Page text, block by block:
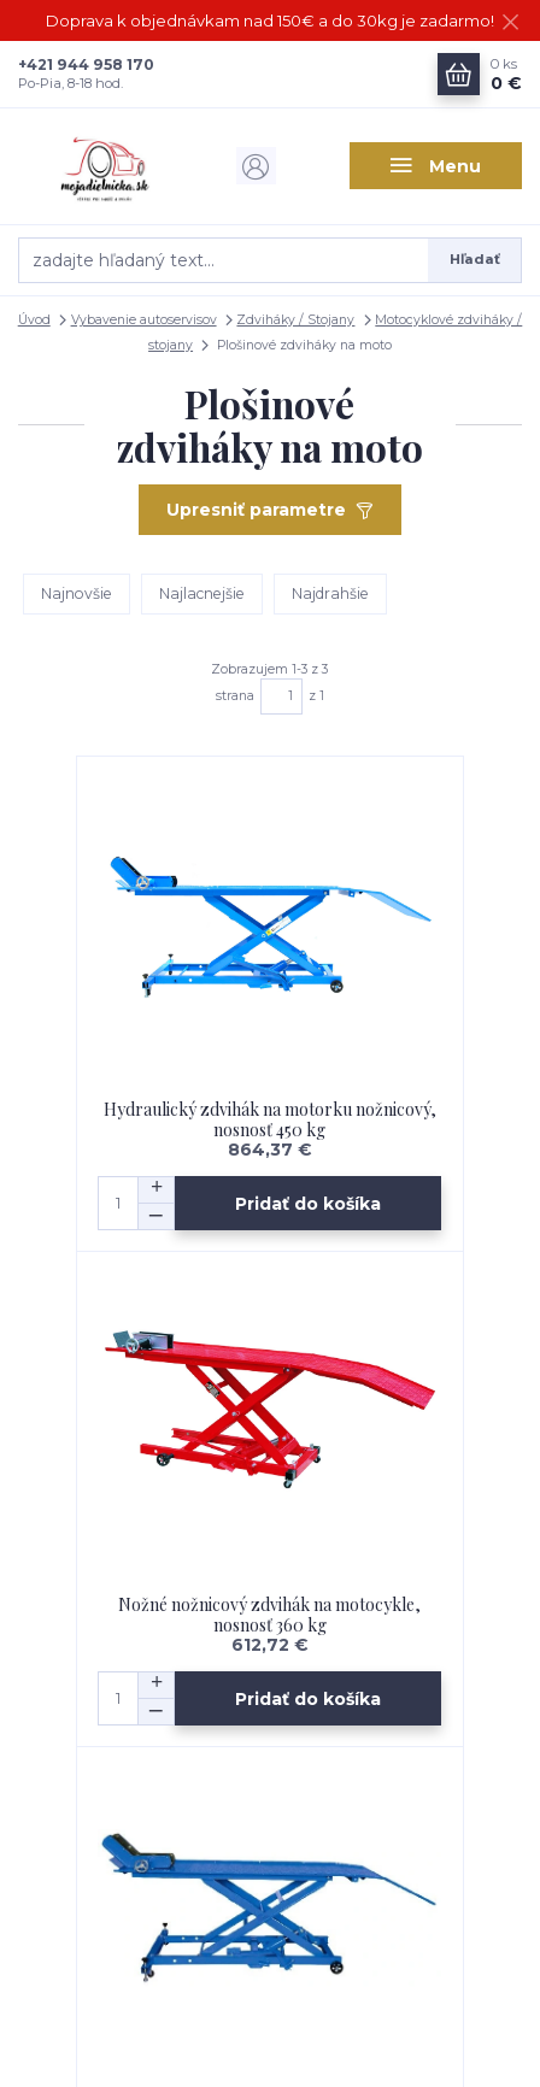
Doprava k objednávkam nad 150€ a do 30kg je zadarmo!
Menu
Hľadať
+421 944 958 170
Po-Pia, 8-18 hod.
0 ks
0 €
Úvod Vybavenie autoservisov Zdviháky / Stojany
Motocyklové zdviháky /
stojany
Plošinové zdviháky na moto
Plošinové
zdviháky na moto
Upresniť parametre
Najnovšie Najlacnejšie Najdrahšie
Zobrazujem 1-3 z 3
strana
z 1
Hydraulický zdvihák na motorku nožnicový,
nosnosť 450 kg
864,37 €
Pridať do košíka
Nožné nožnicový zdvihák na motocykle,
nosnosť 360 kg
612,72 €
Pridať do košíka